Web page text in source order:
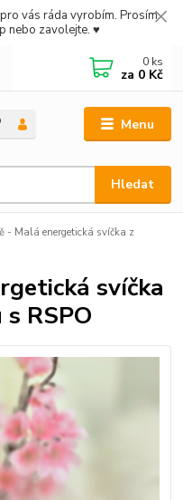
vás ráda vyrobím. Prosím
nebo zavolejte. ♥
Menu
Hledat
0 ks
za 0 Kč
- Malá energetická svíčka z
svíčka
RSPO